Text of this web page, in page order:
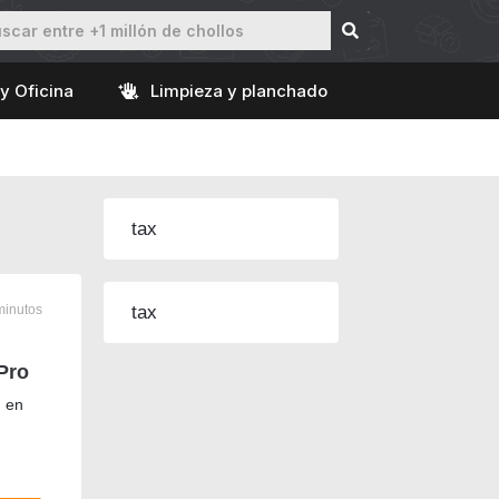
Oficina Limpieza y planchado
en
tax
tax